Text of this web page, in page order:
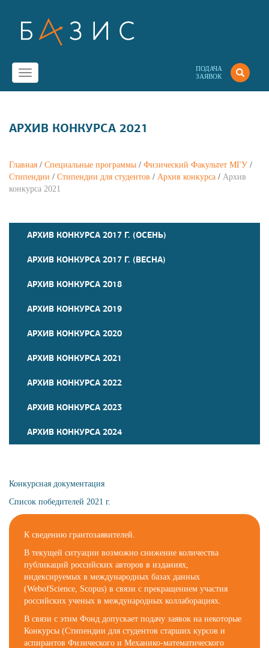
ПОДАЧА
ЗАЯВОК
Toggle
navigation
АРХИВ КОНКУРСА 2021
Главная / Специальные программы / Физический Факультет МГУ /
Стипендии / Стипендии для студентов / Архив конкурсa / Архив
конкурса 2021
АРХИВ КОНКУРСА 2017 Г. (ОСЕНЬ)
АРХИВ КОНКУРСА 2017 Г. (ВЕСНА)
АРХИВ КОНКУРСА 2018
АРХИВ КОНКУРСА 2019
АРХИВ КОНКУРСА 2020
АРХИВ КОНКУРСА 2021
АРХИВ КОНКУРСА 2022
АРХИВ КОНКУРСА 2023
АРХИВ КОНКУРСА 2024
Конкурсная документация
Список победителей 2021 г.
К сведению грантозаявителей.
В текущей ситуации возможно снижение количества
публикаций российских авторов в изданиях,
индексируемых в международных базах данных
(WebofScience, Scopus) в связи с прекращением участия
российских ученых в международных коллаборациях.
В связи с этим Фонд допускает подачу заявок на некоторые
Конкурсы (Стипендии для студентов старших курсов и
аспирантов Физического и Механико-математического